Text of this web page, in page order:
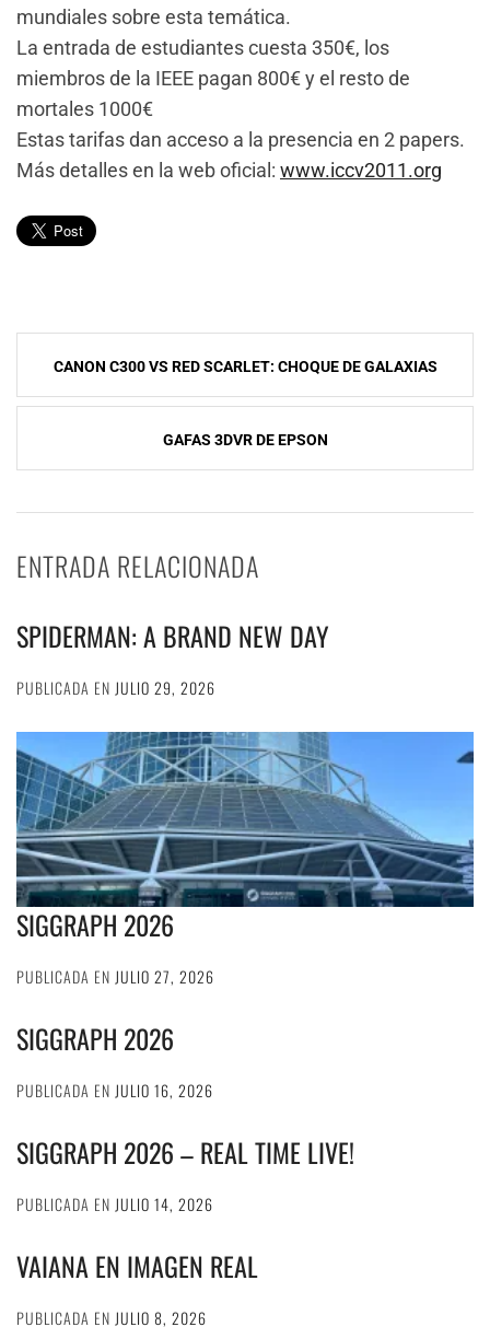
mundiales sobre esta temática.
La entrada de estudiantes cuesta 350€, los
miembros de la IEEE pagan 800€ y el resto de
mortales 1000€
Estas tarifas dan acceso a la presencia en 2 papers.
Más detalles en la web oficial: www.iccv2011.org
Navegación
de
CANON C300 VS RED SCARLET: CHOQUE DE GALAXIAS
GAFAS 3DVR DE EPSON
ENTRADA RELACIONADA
SPIDERMAN: A BRAND NEW DAY
PUBLICADA EN JULIO 29, 2026
SIGGRAPH 2026
PUBLICADA EN JULIO 27, 2026
SIGGRAPH 2026
PUBLICADA EN JULIO 16, 2026
SIGGRAPH 2026 – REAL TIME LIVE!
PUBLICADA EN JULIO 14, 2026
VAIANA EN IMAGEN REAL
PUBLICADA EN JULIO 8, 2026